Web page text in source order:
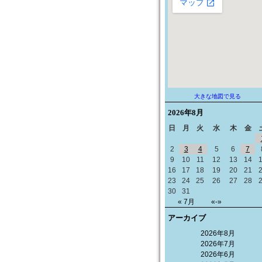
大きな地図で見る
2026年8月
日 月 火 水 木 金
« 7月 «-»
2
3 4 5 6 7
9
10 11 12 13 14
16
17 18 19 20 21
23
24 25 26 27 28
30
31
アーカイブ
2026年8月
2026年7月
2026年6月